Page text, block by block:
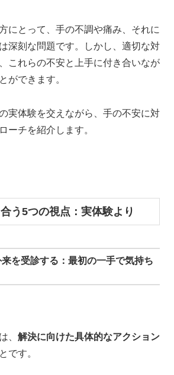
にとって、手の不調や痛み、それに
深刻な問題です。しかし、 適切な対
これらの不安と上手に付き合いなが
ができます。
実体験を交えながら、手の不安に対
ーチを紹介します。
う5つの視点：実体験より
来を受診する：最初の一手で気持ち
、 解決に向けた具体的なアクション
です。